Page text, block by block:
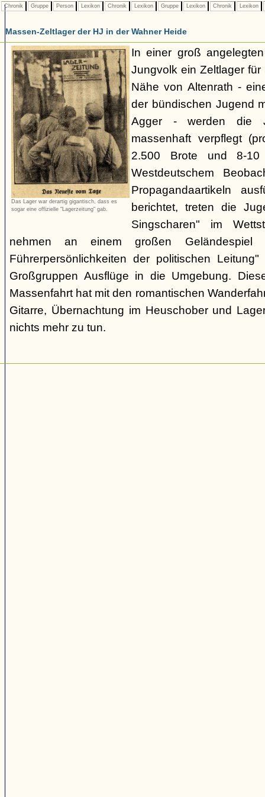
Chronik Gruppe Person Lexikon Chronik Lexikon Gruppe Lexikon Chronik Lexikon
Massen-Zeltlager der HJ in der Wahner Heide
Das Lager war derartig gigantisch, dass es
sogar eine offizielle "Lagerzeitung" gab.
In einer groß
Jungvolk ein Zeltlager
Nähe von Altenrath -
der bündischen Jugend
Agger - werden die
massenhaft verpflegt
2.500 Brote und 8-10
Westdeutschem
Propagandaartikeln
berichtet, treten die
Singscharen" im
nehmen an einem großen Geländespiel
Führerpersönlichkeiten der politischen
Großgruppen Ausflüge in die Umgebung.
Massenfahrt hat mit den romantischen
Gitarre, Übernachtung im Heuschober und
nichts mehr zu tun.